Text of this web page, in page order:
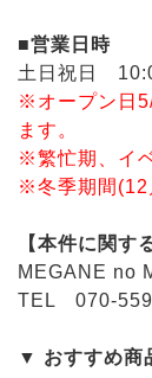
■営業日時
土日祝日
※オープン日
ます。
※繁忙期、イ
※冬季期間(12
【本件に関す
MEGANE no
TEL 070-
▼ おすすめ商